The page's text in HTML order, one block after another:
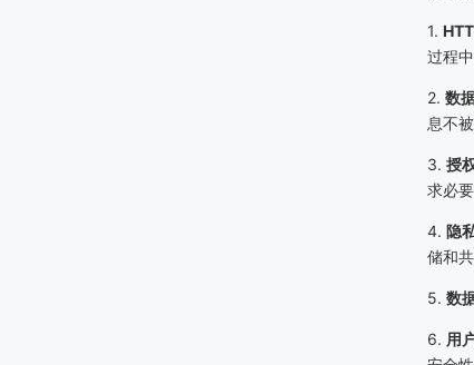
1.
过程中
2. 数
息不被
3. 授
求必要
4. 隐
储和
5. 数
6. 用